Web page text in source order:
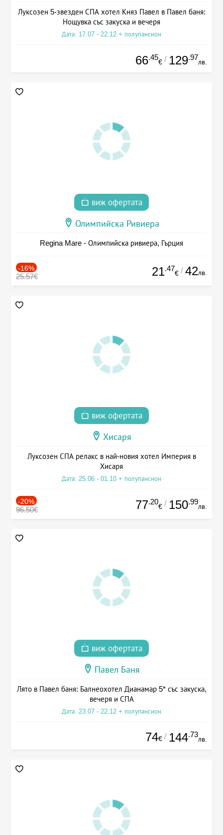
Луксозен 5-звезден СПА хотел Княз Павел в Павел баня:
Нощувка със закуска и вечеря
Дата: 17.07 - 22.12 + полупансион
66.45
€ / 129.97
лв.
виж офертата
Олимпийска Ривиера
Regina Mare - Олимпийска ривиера, Гърция
-16%
25.57€ 21.47
€ / 42лв.
виж офертата
Хисаря
Луксозен СПА релакс в най-новия хотел Империя в
Хисаря
Дата: 25.06 - 01.10 + полупансион
-20%
96.50€ 77.20
€ / 150.99
лв.
виж офертата
Павел Баня
Лято в Павел баня: Балнеохотел Дианамар 5* със закуска,
вечеря и СПА
Дата: 23.07 - 22.12 + полупансион
74€ / 144.73
лв.